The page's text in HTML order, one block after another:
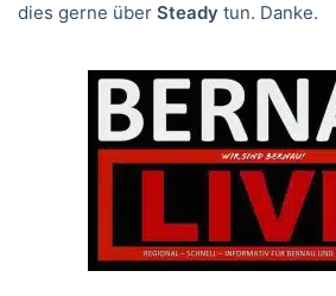
dies gerne über Steady tun. Danke.